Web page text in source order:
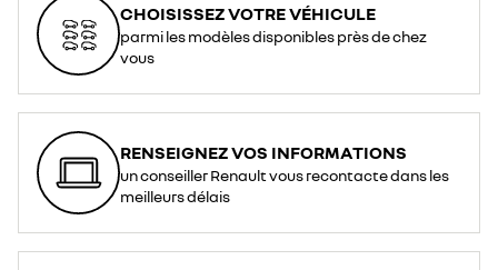
CHOISISSEZ VOTRE VÉHICULE
parmi les modèles disponibles près de chez
vous
RENSEIGNEZ VOS INFORMATIONS
un conseiller Renault vous recontacte dans les
meilleurs délais